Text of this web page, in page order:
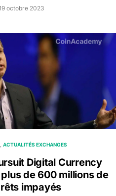
octobre 2023
Digital Currency Group
ACTUALITÉS EXCHANGES
Digital Currency
de 600 millions de
impayés